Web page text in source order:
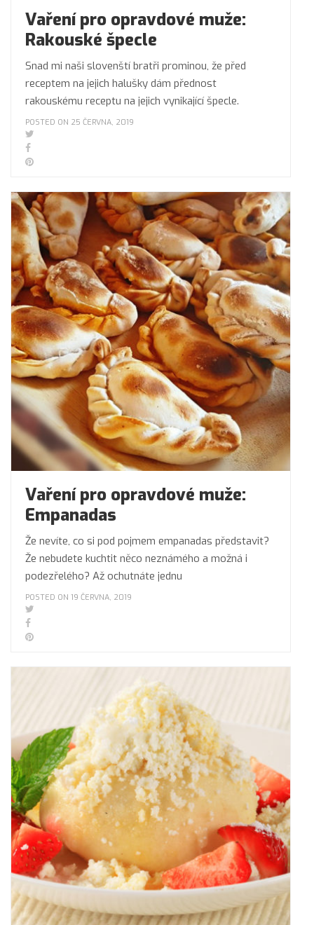
Vaření pro opravdové muže:
Rakouské špecle
Snad mi naši slovenští bratři prominou, že před
receptem na jejich halušky dám přednost
rakouskému receptu na jejich vynikající špecle.
POSTED ON 25 ČERVNA, 2019
Vaření pro opravdové muže:
Empanadas
Že nevíte, co si pod pojmem empanadas představit?
Že nebudete kuchtit něco neznámého a možná i
podezřelého? Až ochutnáte jednu
POSTED ON 19 ČERVNA, 2019